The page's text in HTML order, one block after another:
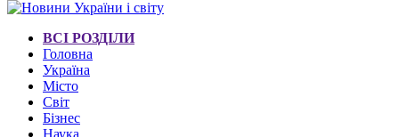
ВСІ РОЗДІЛИ
Головна
Україна
Місто
Світ
Бізнес
Наука